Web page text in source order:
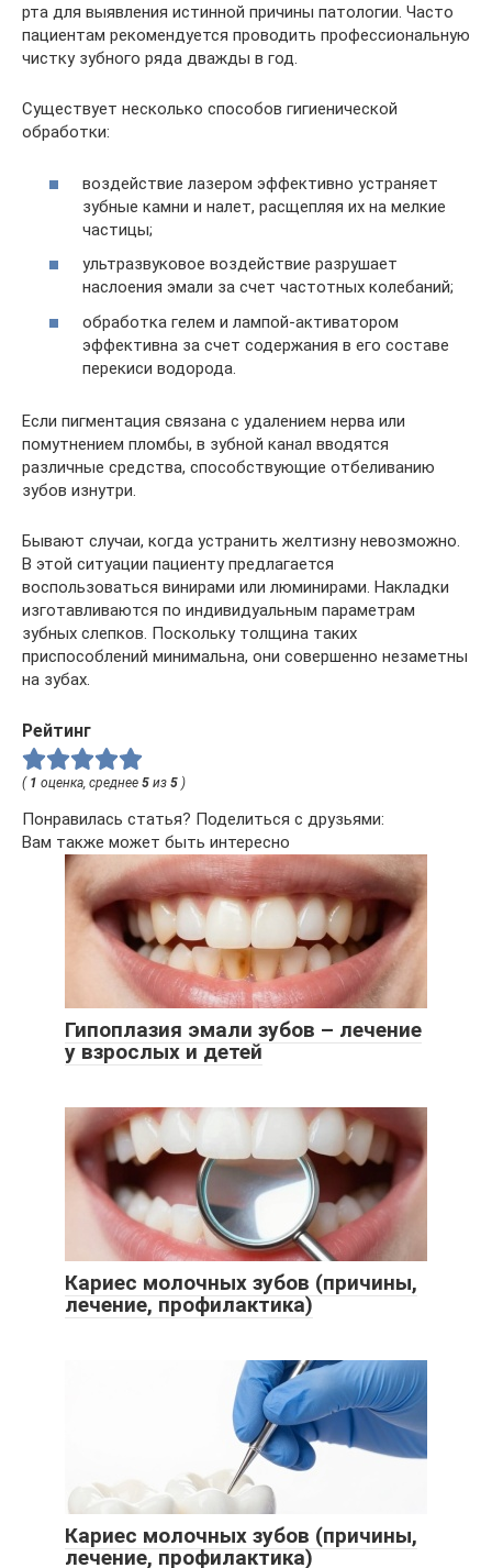
рта для выявления истинной причины патологии. Часто
пациентам рекомендуется проводить профессиональную
чистку зубного ряда дважды в год.
Существует несколько способов гигиенической
обработки:
воздействие лазером эффективно устраняет
зубные камни и налет, расщепляя их на мелкие
частицы;
ультразвуковое воздействие разрушает
наслоения эмали за счет частотных колебаний;
обработка гелем и лампой-активатором
эффективна за счет содержания в его составе
перекиси водорода.
Если пигментация связана с удалением нерва или
помутнением пломбы, в зубной канал вводятся
различные средства, способствующие отбеливанию
зубов изнутри.
Бывают случаи, когда устранить желтизну невозможно.
В этой ситуации пациенту предлагается
воспользоваться винирами или люминирами. Накладки
изготавливаются по индивидуальным параметрам
зубных слепков. Поскольку толщина таких
приспособлений минимальна, они совершенно незаметны
на зубах.
Рейтинг
( 1 оценка, среднее 5 из 5 )
Понравилась статья? Поделиться с друзьями:
Вам также может быть интересно
Гипоплазия эмали зубов – лечение
у взрослых и детей
Кариес молочных зубов (причины,
лечение, профилактика)
Кариес молочных зубов (причины,
лечение, профилактика)